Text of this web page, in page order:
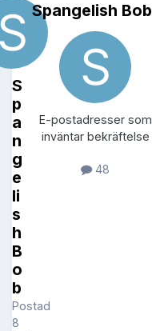
S
p
a
n
g
e
li
s
h
B
o
b
Postad
8
Spangelish Bob
E-postadresser som
inväntar bekräftelse
48